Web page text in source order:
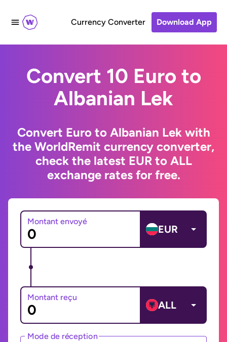
Currency Converter Download App
Convert 10 Euro to
Albanian Lek
Convert Euro to Albanian Lek with
the WorldRemit currency converter,
check the latest EUR to ALL
exchange rates for free.
Montant envoyé
EUR
Montant reçu
ALL
Mode de réception